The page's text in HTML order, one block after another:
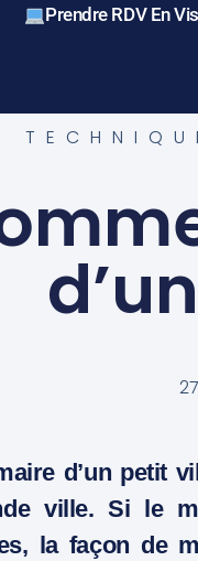
Prendre RDV En
d’un petit
ville. Si le
la façon de